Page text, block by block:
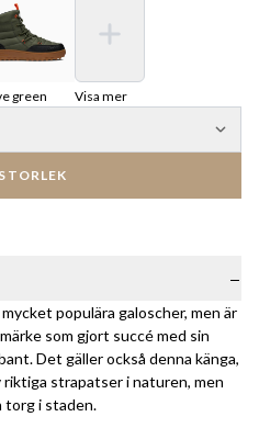
green Visa mer
populära galoscher, men är
som gjort succé med sin
Det gäller också denna känga,
strapatser i naturen, men
torg i staden.